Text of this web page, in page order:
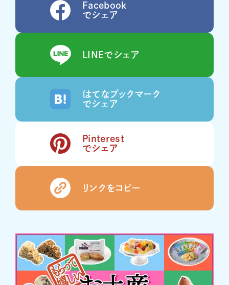
Facebook
でシェア
LINEでシェア
はてなブックマーク
でシェア
Pinterest
でシェア
リンクをコピー